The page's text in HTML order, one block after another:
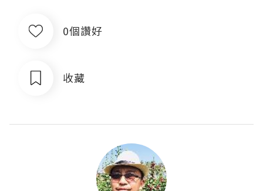
0個讚好
收藏